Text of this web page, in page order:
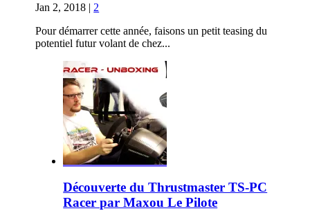
Jan 2, 2018 | 2
Pour démarrer cette année, faisons un petit teasing du
potentiel futur volant de chez...
Découverte du Thrustmaster TS-PC
Racer par Maxou Le Pilote